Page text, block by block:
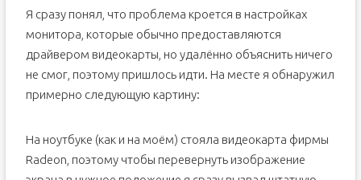
Я сразу понял, что проблема кроется в настройках
монитора, которые обычно предоставляются
драйвером видеокарты, но удалённо объяснить ничего
не смог, поэтому пришлось идти. На месте я обнаружил
примерно следующую картину:
На ноутбуке (как и на моём) стояла видеокарта фирмы
Radeon, поэтому чтобы перевернуть изображение